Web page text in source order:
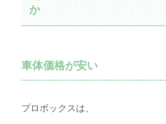
か
車体価格が安い
プロボックスは、